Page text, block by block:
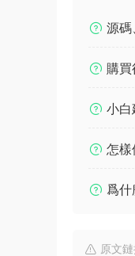
源碼
購買
小白
怎樣
爲
原文鏈